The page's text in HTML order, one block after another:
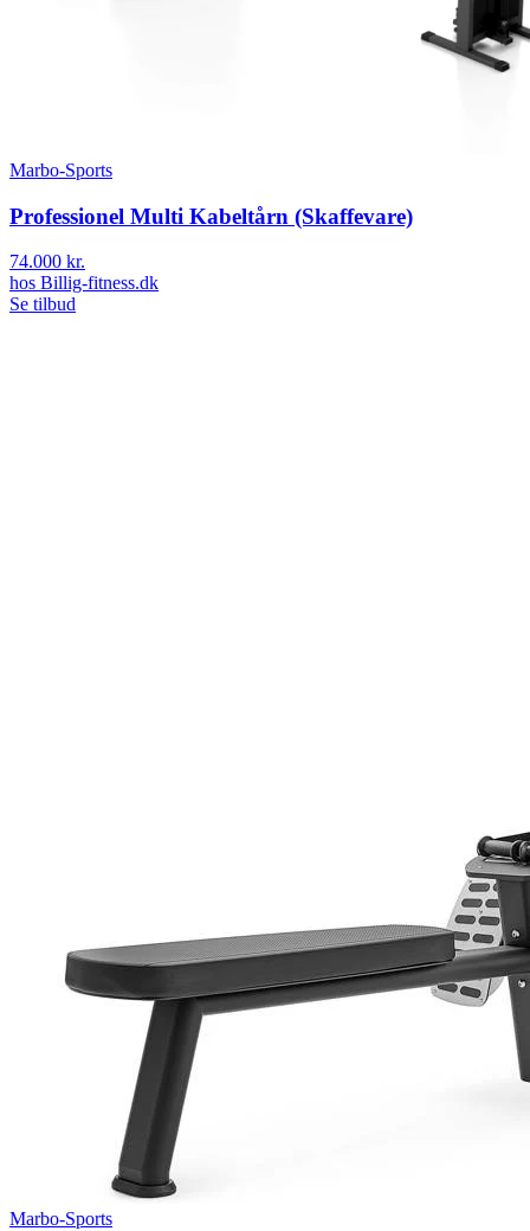
Marbo-Sports
Professionel Multi Kabeltårn (Skaffevare)
74.000 kr.
hos Billig-fitness.dk
Se tilbud
Marbo-Sports